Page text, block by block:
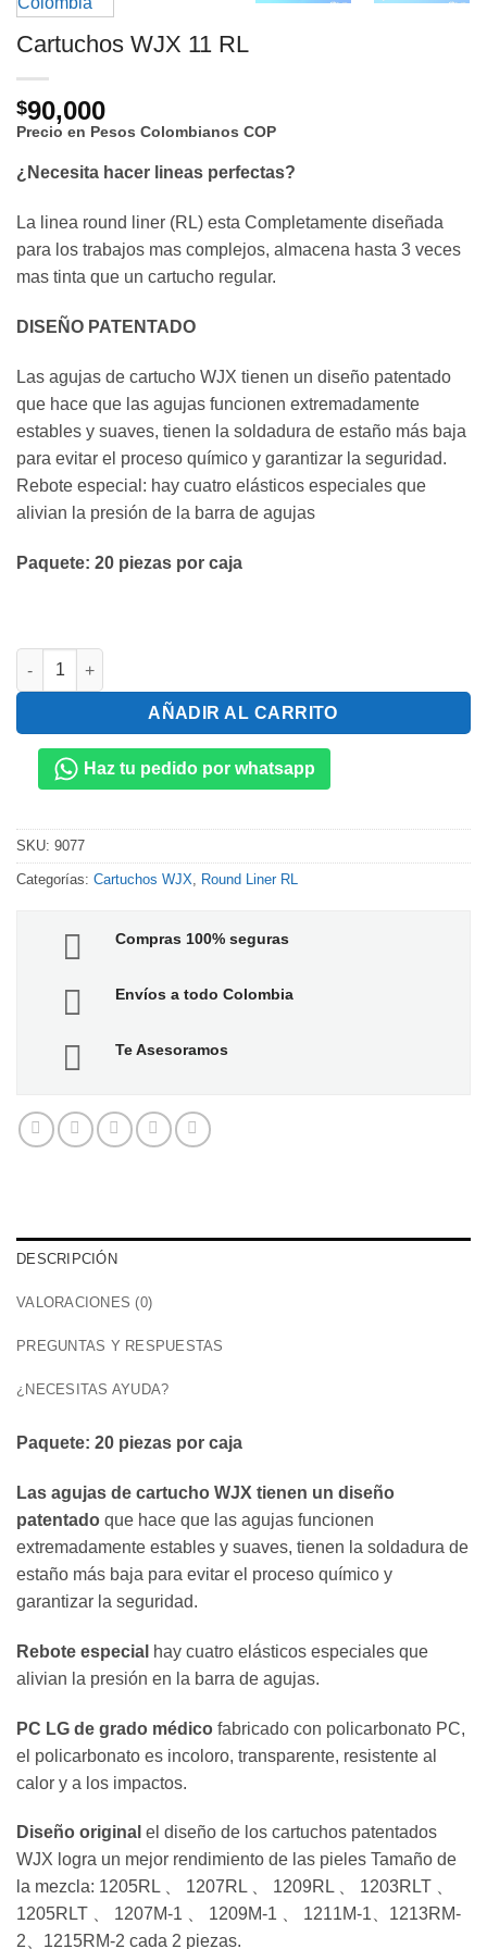
Cartuchos WJX 11 RL
$90,000
Precio en Pesos Colombianos COP
¿Necesita hacer lineas perfectas?
La linea round liner (RL) esta Completamente diseñada
para los trabajos mas complejos, almacena hasta 3 veces
mas tinta que un cartucho regular.
DISEÑO PATENTADO
Las agujas de cartucho WJX tienen un diseño patentado
que hace que las agujas funcionen extremadamente
estables y suaves, tienen la soldadura de estaño más baja
para evitar el proceso químico y garantizar la seguridad.
Rebote especial: hay cuatro elásticos especiales que
alivian la presión de la barra de agujas
Paquete: 20 piezas por caja
Cartuchos WJX 11 RL cantidad
AÑADIR AL CARRITO
Haz tu pedido por whatsapp
SKU: 9077
Categorías: Cartuchos WJX, Round Liner RL
Compras 100% seguras
Envíos a todo Colombia
Te Asesoramos
DESCRIPCIÓN
VALORACIONES (0)
PREGUNTAS Y RESPUESTAS
¿NECESITAS AYUDA?
Paquete: 20 piezas por caja
Las agujas de cartucho WJX tienen un diseño
patentado que hace que las agujas funcionen
extremadamente estables y suaves, tienen la soldadura de
estaño más baja para evitar el proceso químico y
garantizar la seguridad.
Rebote especial hay cuatro elásticos especiales que
alivian la presión en la barra de agujas.
PC LG de grado médico fabricado con policarbonato PC,
el policarbonato es incoloro, transparente, resistente al
calor y a los impactos.
Diseño original el diseño de los cartuchos patentados
WJX logra un mejor rendimiento de las pieles Tamaño de
la mezcla: 1205RL 、 1207RL 、 1209RL 、 1203RLT 、
1205RLT 、 1207M-1 、 1209M-1 、 1211M-1、1213RM-
2、1215RM-2 cada 2 piezas.